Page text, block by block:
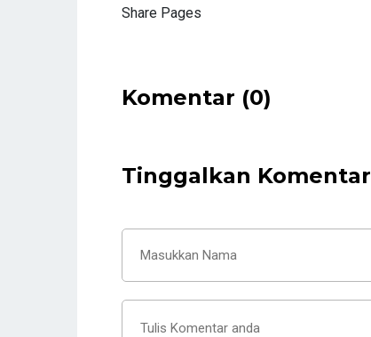
Share Pages
Komentar (0)
Tinggalkan Komentar